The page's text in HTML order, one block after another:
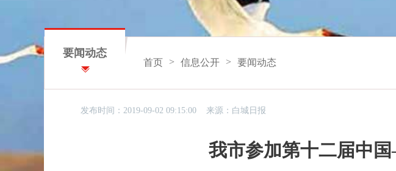
要闻动态
首页 > 信息公开 > 要闻动态
发布时间：2019-09-02 09:15:00 来源： 白城日报
我市参加第十二届中